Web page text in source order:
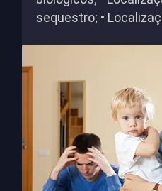
sequestro; •